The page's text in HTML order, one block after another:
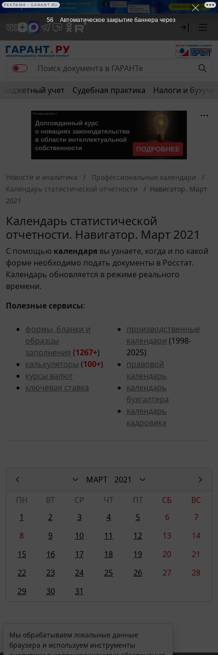
Бюджетный учет Судебная практика Налоги и
Новости и аналитика
Профессиональные календари
Календарь статистической отчетности
Навигатор. Март
2021
Календарь статистической
отчетности. Навигатор. Март 2021
С помощью календаря вы узнаете, когда и по какой
форме необходимо подать документы в Росстат.
Календарь обновляется в режиме реального
времени.
Полезные сервисы:
формы, бланки и
образцы
заполнения (1267+)
калькуляторы (100+)
курсы валют
ключевая ставка
производственные
календари (1998-
2025)
правовой
календарь
календарь
бухгалтера
календарь
кадровика
МАРТ
2021
ПН
ВТ СР ЧТ ПТ СБ
ВС
1
2 3 4 5 6
7
8
9 10 11 12 13
14
15
16 17 18 19 20
21
22
23 24 25 26 27
28
29
30 31
Мы обрабатываем локальные данные
браузера и используем инструменты
56 Автоматическое закрытие баннера через
РЕКЛАМА • GARANT.RU